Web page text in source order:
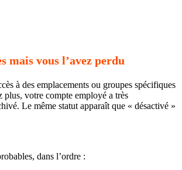
mais vous l’avez perdu
à des emplacements ou groupes spécifiques
plus, votre compte employé a très
Le même statut apparaît que « désactivé »
dans l’ordre :